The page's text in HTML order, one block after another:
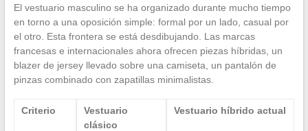
El vestuario masculino se ha organizado durante mucho tiempo
en torno a una oposición simple: formal por un lado, casual por
el otro. Esta frontera se está desdibujando. Las marcas
francesas e internacionales ahora ofrecen piezas híbridas, un
blazer de jersey llevado sobre una camiseta, un pantalón de
pinzas combinado con zapatillas minimalistas.
Criterio
Vestuario
clásico
Vestuario híbrido actual